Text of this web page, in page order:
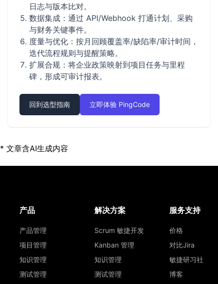
日志与版本比对。
数据集成：通过 API/Webhook 打通计划、采购
与财务关键事件。
度量与优化：按月回顾覆盖率/缺陷率/审计时间，
迭代流程规则与提醒策略。
扩展合规：将企业政策映射到项目任务与里程
碑，形成可审计报表。
回到选型指南 立即体验 PingCode
* 文章含AI生成内容
产品
产品管理
项目管理
知识管理
测试管理
解决方案
Scrum 敏捷开发
Kanban 管理
知识管理
测试管理
服务支持
价格
对比Jira
敏捷研习社
博客